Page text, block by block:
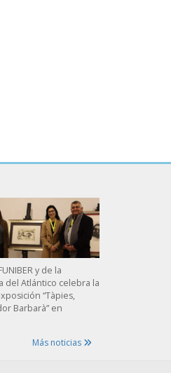
y de la
del Atlántico celebra la
“Tàpies,
Barbarà” en
Más noticias